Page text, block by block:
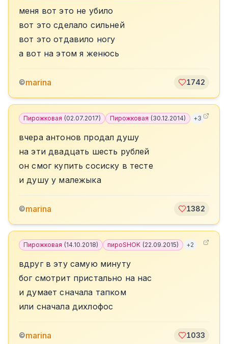
меня вот это не убило
вот это сделало сильней
вот это отдавило ногу
а вот на этом я женюсь
©marina 1742
Пирожковая (02.07.2017) Пирожковая (30.12.2014) +3
вчера антонов продал душу
на эти двадцать шесть рублей
он смог купить сосиску в тесте
и душу у малежыка
©marina 1382
Пирожковая (14.10.2018) пироSHOK (22.09.2015) +2
вдруг в эту самую минуту
бог смотрит пристально на нас
и думает сначала тапком
или сначала дихлофос
©marina 1033